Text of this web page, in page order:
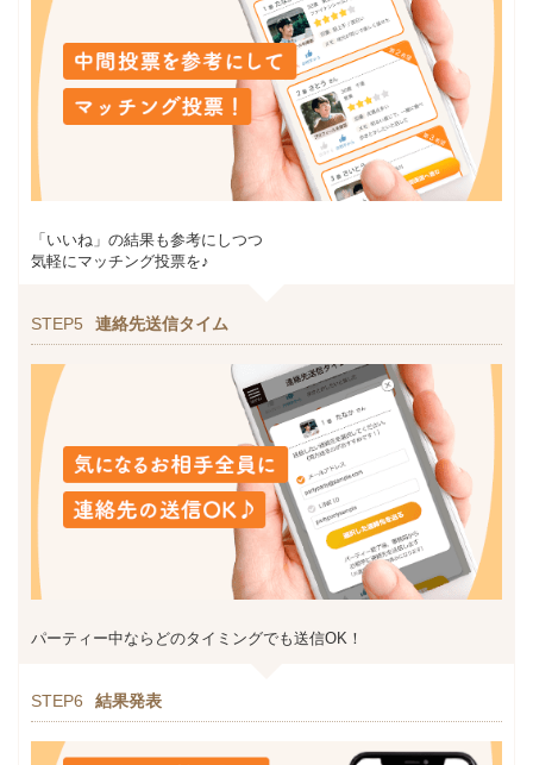
「いいね」の結果も参考にしつつ
気軽にマッチング投票を♪
STEP5 連絡先送信タイム
パーティー中ならどのタイミングでも送信OK！
STEP6 結果発表